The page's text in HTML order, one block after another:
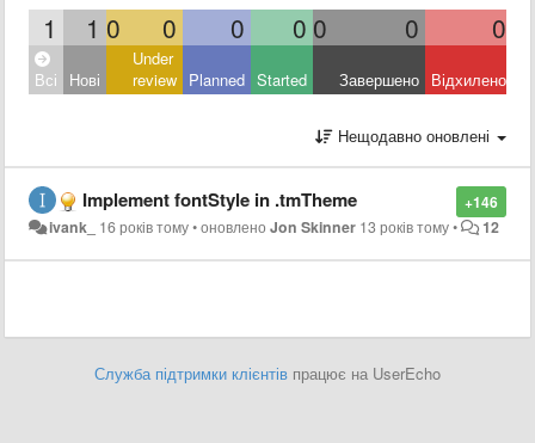
1 1 0 0 0 0 0 0 0
Всі Нові
Under
review Planned Started Завершено Відхилено
Нещодавно оновлені
+146
Implement fontStyle in .tmTheme
ivank_ 16 років тому•оновленоJon Skinner 13 років тому• 12
Служба підтримки клієнтів працює на UserEcho